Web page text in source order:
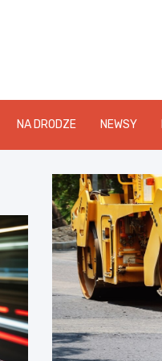
NA DRODZE NEWSY